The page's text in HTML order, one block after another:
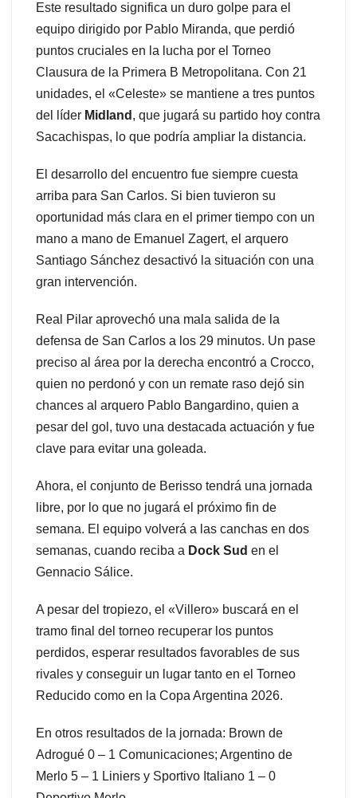
Este resultado significa un duro golpe para el
equipo dirigido por Pablo Miranda, que perdió
puntos cruciales en la lucha por el Torneo
Clausura de la Primera B Metropolitana. Con 21
unidades, el «Celeste» se mantiene a tres puntos
del líder Midland , que jugará su partido hoy contra
Sacachispas, lo que podría ampliar la distancia.
El desarrollo del encuentro fue siempre cuesta
arriba para San Carlos. Si bien tuvieron su
oportunidad más clara en el primer tiempo con un
mano a mano de Emanuel Zagert, el arquero
Santiago Sánchez desactivó la situación con una
gran intervención.
Real Pilar aprovechó una mala salida de la
defensa de San Carlos a los 29 minutos. Un pase
preciso al área por la derecha encontró a Crocco,
quien no perdonó y con un remate raso dejó sin
chances al arquero Pablo Bangardino, quien a
pesar del gol, tuvo una destacada actuación y fue
clave para evitar una goleada.
Ahora, el conjunto de Berisso tendrá una jornada
libre, por lo que no jugará el próximo fin de
semana. El equipo volverá a las canchas en dos
semanas, cuando reciba a Dock Sud en el
Gennacio Sálice.
A pesar del tropiezo, el «Villero» buscará en el
tramo final del torneo recuperar los puntos
perdidos, esperar resultados favorables de sus
rivales y conseguir un lugar tanto en el Torneo
Reducido como en la Copa Argentina 2026.
En otros resultados de la jornada: Brown de
Adrogué 0 – 1 Comunicaciones; Argentino de
Merlo 5 – 1 Liniers y Sportivo Italiano 1 – 0